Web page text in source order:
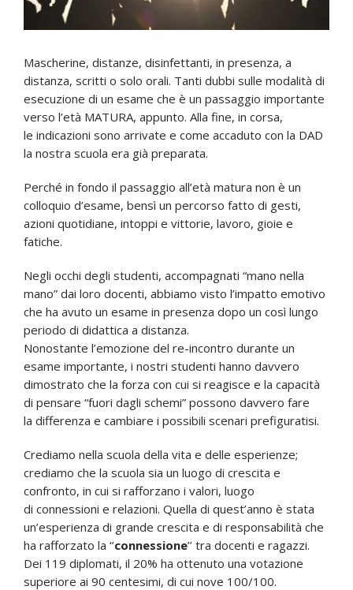
Mascherine, distanze, disinfettanti, in presenza, a
distanza, scritti o solo orali. Tanti dubbi sulle modalità di
esecuzione di un esame che è un passaggio importante
verso l’età MATURA, appunto. Alla fine, in corsa,
le indicazioni sono arrivate e come accaduto con la DAD
la nostra scuola era già preparata.
Perché in fondo il passaggio all’età matura non è un
colloquio d’esame, bensì un percorso fatto di gesti,
azioni quotidiane, intoppi e vittorie, lavoro, gioie e
fatiche.
Negli occhi degli studenti, accompagnati “mano nella
mano” dai loro docenti, abbiamo visto l’impatto emotivo
che ha avuto un esame in presenza dopo un così lungo
periodo di didattica a distanza.
Nonostante l’emozione del re-incontro durante un
esame importante, i nostri studenti hanno davvero
dimostrato che la forza con cui si reagisce e la capacità
di pensare “fuori dagli schemi” possono davvero fare
la differenza e cambiare i possibili scenari prefiguratisi.
Crediamo nella scuola della vita e delle esperienze;
crediamo che la scuola sia un luogo di crescita e
confronto, in cui si rafforzano i valori, luogo
di connessioni e relazioni. Quella di quest’anno è stata
un’esperienza di grande crescita e di responsabilità che
ha rafforzato la ‘’connessione’’ tra docenti e ragazzi.
Dei 119 diplomati, il 20% ha ottenuto una votazione
superiore ai 90 centesimi, di cui nove 100/100.